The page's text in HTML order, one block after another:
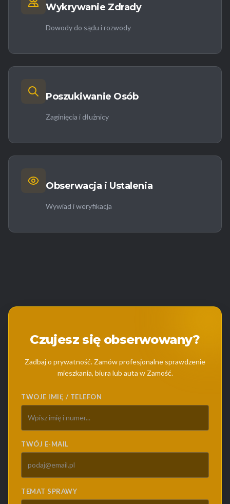
Wykrywanie Zdrady
Dowody do sądu i rozwody
Poszukiwanie Osób
Zaginięcia i dłużnicy
Obserwacja i Ustalenia
Wywiad i weryfikacja
Czujesz się obserwowany?
Zadbaj o prywatność. Zamów profesjonalne sprawdzenie
mieszkania, biura lub auta w Zamość.
TWOJE IMIĘ / TELEFON
TWÓJ E-MAIL
TEMAT SPRAWY